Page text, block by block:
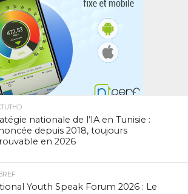
nationale de l’IA en Tunisie :
depuis 2018, toujours
en 2026
Youth Speak Forum 2026 : Le